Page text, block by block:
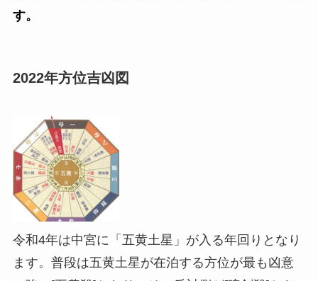
す。
2022年方位吉凶図
令和4年は中宮に「五黄土星」が入る年回りとなり
ます。普段は五黄土星が在泊する方位が最も凶意